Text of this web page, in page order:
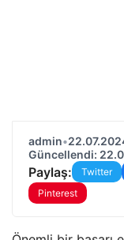
admin•
Güncellendi:
Paylaş: Twitter
Pinterest